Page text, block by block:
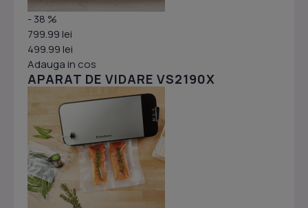
- 38 %
799.99 lei
499.99 lei
Adauga in cos
APARAT DE VIDARE VS2190X